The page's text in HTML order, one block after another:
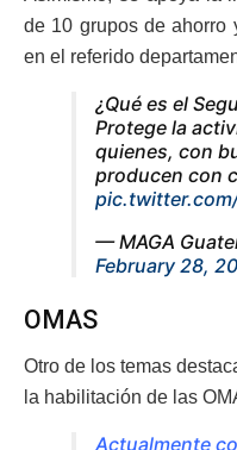
de 10 grupos de ahorro
en el referido
¿Qué es el
Protege la
quienes, con
producen con
— MAGA
February 28,
OMAS
Otro de los temas
la habilitación de las
Actualmente